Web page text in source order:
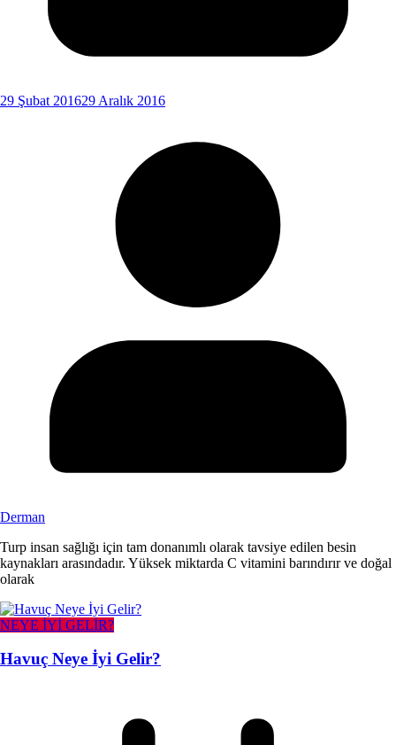
29 Şubat 201629 Aralık 2016
Derman
Turp insan sağlığı için tam donanımlı olarak tavsiye edilen besin
kaynakları arasındadır. Yüksek miktarda C vitamini barındırır ve doğal
olarak
NEYE İYİ GELİR?
Havuç Neye İyi Gelir?